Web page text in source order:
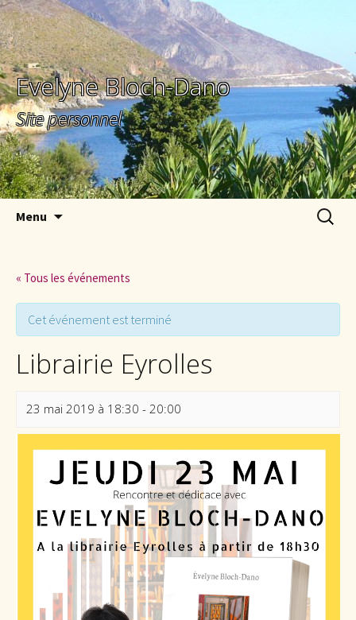
Evelyne Bloch-Dano
Site personnel
Menu
« Tous les événements
Cet événement est terminé
Librairie Eyrolles
23 mai 2019 à 18:30 - 20:00